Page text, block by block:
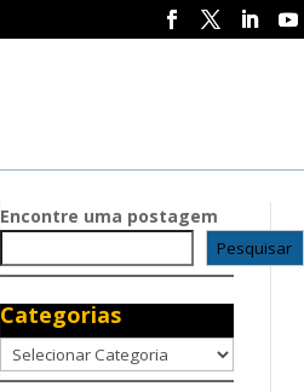
Encontre uma postagem
Pesquisar
Categorias
Categorias